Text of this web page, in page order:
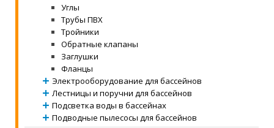
Углы
Трубы ПВХ
Тройники
Обратные клапаны
Заглушки
Фланцы
Электрооборудование для бассейнов
Лестницы и поручни для бассейнов
Подсветка воды в бассейнах
Подводные пылесосы для бассейнов